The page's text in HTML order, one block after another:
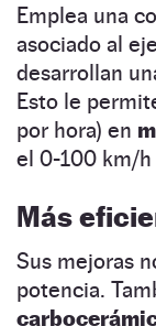
Emplea una
asociado al
desarrollan
Esto le
por hora) en
el 0-100 km/h
Más
Sus mejoras
potencia.